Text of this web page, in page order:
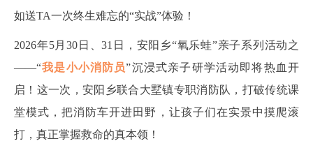
如送TA一次终生难忘的“实战”体验！
2026年5月30日、31日，安阳乡“氧乐蛙”亲子系列活动之
——“我是小小消防员”沉浸式亲子研学活动即将热血开
启！这一次，安阳乡联合大墅镇专职消防队，打破传统课
堂模式，把消防车开进田野，让孩子们在实景中摸爬滚
打，真正掌握救命的真本领！